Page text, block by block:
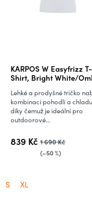
KARPOS W Easyfrizz T-
Shirt, Bright White/
839 Kč 1 690 Kč
(–50 %)
Lehké a prodyšné tričko
kombinaci pohodlí a
díky čemuž je ideální pro
outdoorové...
S XL